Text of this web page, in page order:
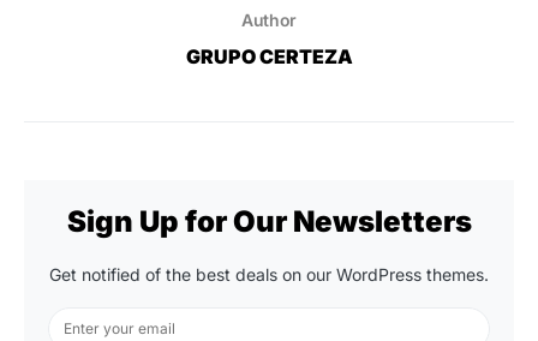
Author
GRUPO CERTEZA
Sign Up for Our Newsletters
Get notified of the best deals on our WordPress themes.